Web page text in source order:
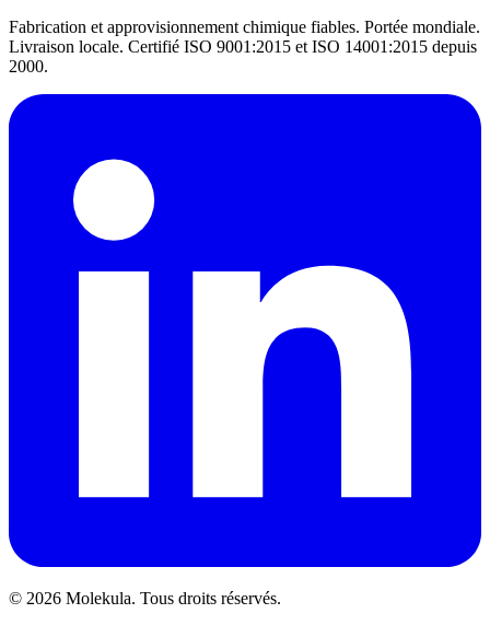
Fabrication et approvisionnement chimique fiables. Portée mondiale.
Livraison locale. Certifié ISO 9001:2015 et ISO 14001:2015 depuis
2000.
© 2026 Molekula. Tous droits réservés.